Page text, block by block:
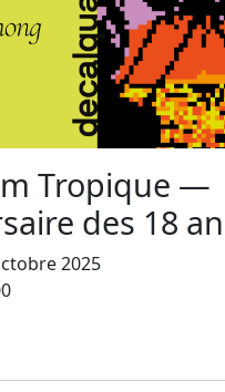
Tropique —
des 18
2025